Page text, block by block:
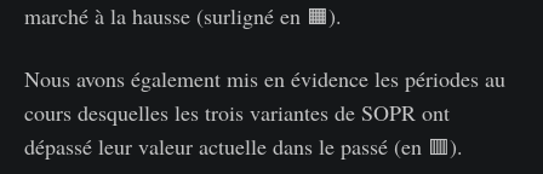
marché à la hausse (surligné en 🟧).
Nous avons également mis en évidence les périodes au
cours desquelles les trois variantes de SOPR ont
dépassé leur valeur actuelle dans le passé (en 🟥).